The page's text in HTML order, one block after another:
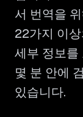
서 번역을
22가지 이
세부 정보를
몇 분 안에
있습니다.